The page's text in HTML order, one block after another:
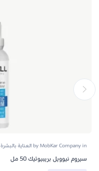
byMobKar Companyin العناية بالبشرة
سيروم نيوويل بريبيوتيك 50 مل